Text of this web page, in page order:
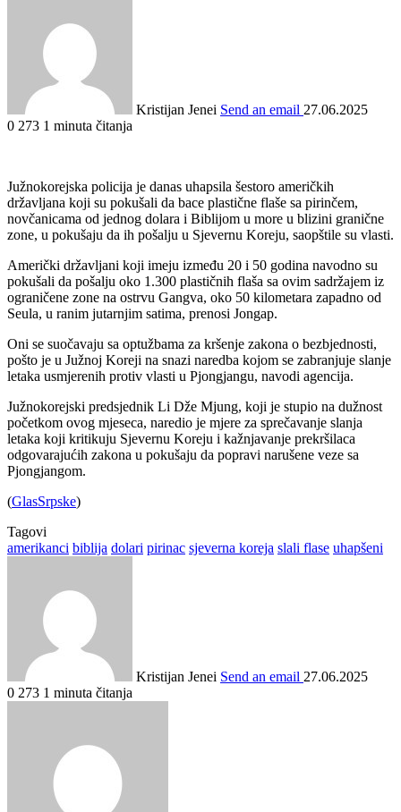
Kristijan Jenei Send an email 27.06.2025
0 273 1 minuta čitanja
Južnokorejska policija je danas uhapsila šestoro američkih
državljana koji su pokušali da bace plastične flaše sa pirinčem,
novčanicama od jednog dolara i Biblijom u more u blizini granične
zone, u pokušaju da ih pošalju u Sjevernu Koreju, saopštile su vlasti.
Američki državljani koji imeju između 20 i 50 godina navodno su
pokušali da pošalju oko 1.300 plastičnih flaša sa ovim sadržajem iz
ograničene zone na ostrvu Gangva, oko 50 kilometara zapadno od
Seula, u ranim jutarnjim satima, prenosi Jongap.
Oni se suočavaju sa optužbama za kršenje zakona o bezbjednosti,
pošto je u Južnoj Koreji na snazi naredba kojom se zabranjuje slanje
letaka usmjerenih protiv vlasti u Pjongjangu, navodi agencija.
Južnokorejski predsjednik Li Dže Mjung, koji je stupio na dužnost
početkom ovog mjeseca, naredio je mjere za sprečavanje slanja
letaka koji kritikuju Sjevernu Koreju i kažnjavanje prekršilaca
odgovarajućih zakona u pokušaju da popravi narušene veze sa
Pjongjangom.
(GlasSrpske)
Tagovi
amerikanci biblija dolari pirinac sjeverna koreja slali flase uhapšeni
Kristijan Jenei Send an email 27.06.2025
0 273 1 minuta čitanja